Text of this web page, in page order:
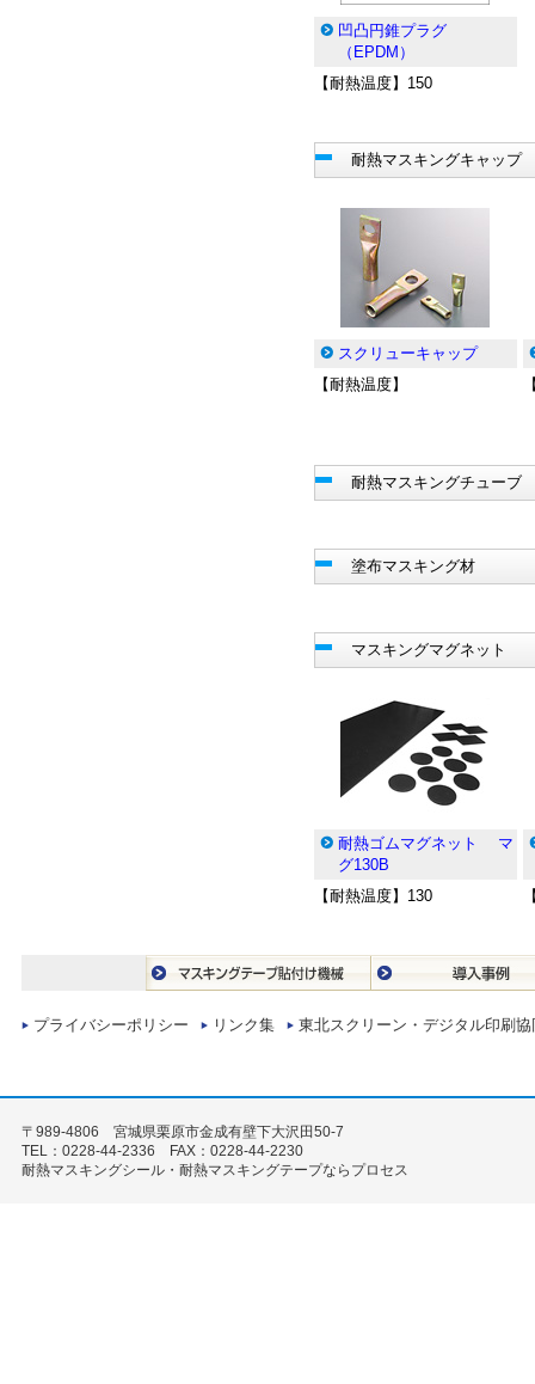
凹凸円錐プラグ
（EPDM）
【耐熱温度】150
耐熱マスキングキャップ
スクリューキャップ
【耐熱温度】
耐熱マスキングチューブ
塗布マスキング材
マスキングマグネット
耐熱ゴムマグネット マ
グ130B
【耐熱温度】130
プライバシーポリシー リンク集 東北スクリーン・デジタル印刷協
〒989-4806 宮城県栗原市金成有壁下大沢田50-7
TEL：0228-44-2336 FAX：0228-44-2230
耐熱マスキングシール・耐熱マスキングテープならプロセス